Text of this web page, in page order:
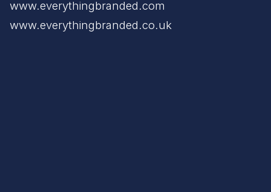
www.everythingbranded.com
www.everythingbranded.co.uk